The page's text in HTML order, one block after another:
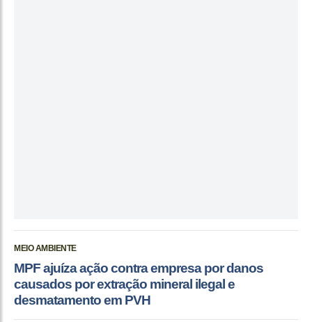
MEIO AMBIENTE
MPF ajuíza ação contra empresa por danos
causados por extração mineral ilegal e
desmatamento em PVH